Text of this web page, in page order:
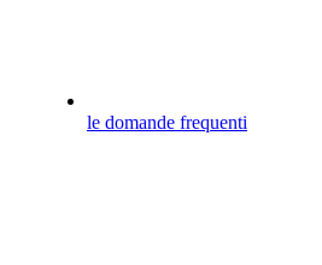
le domande frequenti